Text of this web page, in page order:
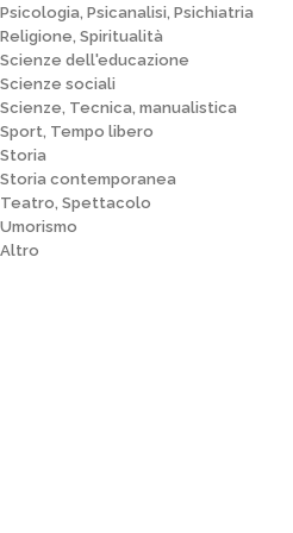
Psicologia, Psicanalisi, Psichiatria
Religione, Spiritualità
Scienze dell'educazione
Scienze sociali
Scienze, Tecnica, manualistica
Sport, Tempo libero
Storia
Storia contemporanea
Teatro, Spettacolo
Umorismo
Altro